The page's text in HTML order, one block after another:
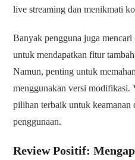
live streaming dan menikmati
Banyak pengguna juga mencari
untuk mendapatkan fitur
Namun, penting untuk
menggunakan versi modifikasi.
pilihan terbaik untuk keamanan
penggunaan.
Review Positif: